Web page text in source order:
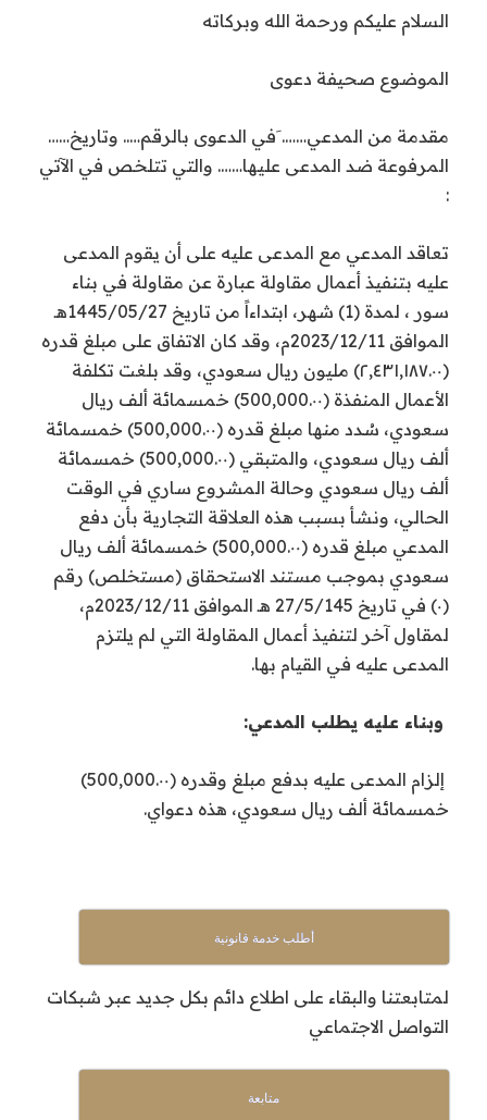
السلام عليكم ورحمة الله وبركاته
الموضوع صحيفة دعوى
مقدمة من المدعي……. َفي الدعوى بالرقم….. وتاريخ……
المرفوعة ضد المدعى عليها……. والتي تتلخص في الآتي
:
تعاقد المدعي مع المدعى عليه على أن يقوم المدعى
عليه بتنفيذ أعمال مقاولة عبارة عن مقاولة في بناء
سور ، لمدة (1) شهر، ابتداءاً من تاريخ 1445/05/27هـ
الموافق 2023/12/11م، وقد كان الاتفاق على مبلغ قدره
(٢,٤٣١,١٨٧.٠٠) مليون ريال سعودي، وقد بلغت تكلفة
الأعمال المنفذة (500,000.٠٠) خمسمائة ألف ريال
سعودي، سُدد منها مبلغ قدره (500,000.٠٠) خمسمائة
ألف ريال سعودي، والمتبقي (500,000.٠٠) خمسمائة
ألف ريال سعودي وحالة المشروع ساري في الوقت
الحالي، ونشأ بسبب هذه العلاقة التجارية بأن دفع
المدعي مبلغ قدره (500,000.٠٠) خمسمائة ألف ريال
سعودي بموجب مستند الاستحقاق (مستخلص) رقم
(٠) في تاريخ 27/5/145 هـ الموافق 2023/12/11م،
لمقاول آخر لتنفيذ أعمال المقاولة التي لم يلتزم
المدعى عليه في القيام بها.
وبناء عليه يطلب المدعي:
إلزام المدعى عليه بدفع مبلغ وقدره (500,000.٠٠)
خمسمائة ألف ريال سعودي، هذه دعواي.
أطلب خدمة قانونية
لمتابعتنا والبقاء على اطلاع دائم بكل جديد عبر شبكات
التواصل الاجتماعي
متابعة